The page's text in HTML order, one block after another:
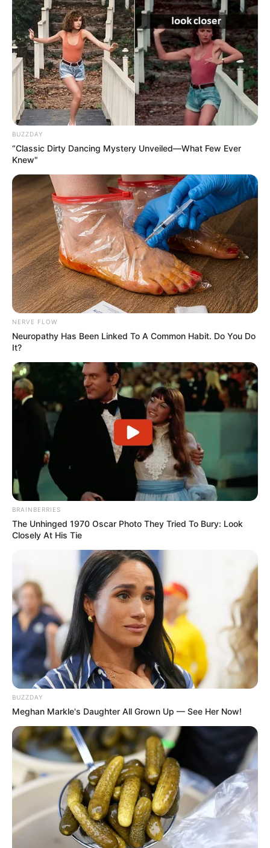
BUZZDAY
“Classic Dirty Dancing Mystery Unveiled—What Few Ever
Knew"
NERVE FLOW
Neuropathy Has Been Linked To A Common Habit. Do You Do
It?
BRAINBERRIES
The Unhinged 1970 Oscar Photo They Tried To Bury: Look
Closely At His Tie
BUZZDAY
Meghan Markle's Daughter All Grown Up — See Her Now!